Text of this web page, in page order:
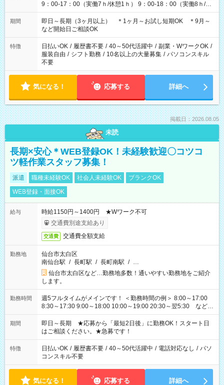
9：00-17：00（実働7ｈ/休憩1ｈ） 9：00-18：00（実働8ｈ/休
憩1ｈ） 10：00-19：00（実働8ｈ/休憩1ｈ） ●朝ゆっくり派
11：00-20：00（実働8ｈ/休憩1ｈ） 12：00-20：00（実働7ｈ/
休憩1ｈ） 12：00-21：00（実働8ｈ/休憩1ｈ） 13：00-22：
00（実働8ｈ/休憩1ｈ） ＊時間帯固定OK
期間
即日～長期（3ヶ月以上） ＊1ヶ月～お試し短期OK ＊9月～
など開始日ご相談OK
特徴 日払いOK / 履歴書不要 / 40～50代活躍中 / 副業・WワークOK /
服装自由 / シフト勤務 / 10名以上の大量募集 / パソコンスキル
不要
気になる！ 応募する 詳細へ
掲載日：2026.08.05
未読
長期×安心＊WEB登録OK！未経験歓迎〇コツコ
ツ軽作業スタッフ募集！
派遣 職種未経験OK 社会人未経験OK
ブランクOK
WEB登録・面接OK
給与
時給1150円～1400円 ★Wワーク不可
交通費別途支給あり
交通費 交通費全額支給
勤務地
仙台市太白区
南仙台駅 / 長町駅 / 長町南駅 / …
仙台市太白区など…勤務地多数！通いやすい勤務地をご紹介
します。
勤務時間
週5フルタイムがメインです！ ＜勤務時間の例＞ 8:00～17:00
8:30～17:30 9:00～18:00 10:00～19:00 20:30～翌5:30 など ★
その他にも勤務時間多数！ 日勤のみ、残業なし、交替制など
ご希望を教えてください！
期間
即日～長期 ★応募から「最短2日後」に勤務OK！スタート日
はご相談ください。★急募です！
特徴 日払いOK / 履歴書不要 / 40～50代活躍中 / 電話対応なし / パソ
コンスキル不要
気になる！ 応募する 詳細へ